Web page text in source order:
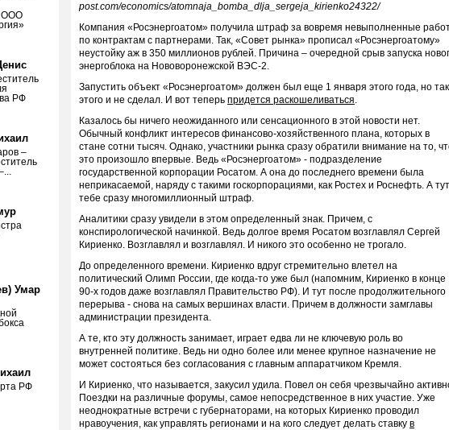
ООО
РФ
–
Умар
РФ
post.com/economics/atomnaja_bomba_dlja_sergeja_kirienko24322/
Компания «Росэнергоатом» получила штраф за вовремя невыполненные
по контрактам с партнерами. Так, «Совет рынка» прописал «Росэнергоатому»
неустойку аж в 350 миллионов рублей. Причина – очередной срыв запуска
энергоблока на Нововоронежской ВЭС-2.
Запустить объект «Росэнергоатом» должен был еще 1 января этого года, но так
этого и не сделал. И вот теперь придется раскошеливаться.
Казалось бы ничего неожиданного или сенсационного в этой новости нет.
Обычный конфликт интересов финансово-хозяйственного плана, которых в
стане сотни тысяч. Однако, участники рынка сразу обратили внимание на то,
это произошло впервые. Ведь «Росэнергоатом» - подразделение
государственной корпорации Росатом. А она до последнего времени была
неприкасаемой, наряду с такими госкорпорациями, как Ростех и Роснефть. А тут
тебе сразу многомиллионный штраф.
Аналитики сразу увидели в этом определенный знак. Причем, с
конспирологической начинкой. Ведь долгое время Росатом возглавлял Сергей
Кириенко. Возглавлял и возглавлял. И никого это особенно не трогало.
До определенного времени. Кириенко вдруг стремительно влетел на
политический Олимп России, где когда-то уже был (напомним, Кириенко в конце
90-х годов даже возглавлял Правительство РФ). И тут после продолжительного
перерыва - снова на самых вершинах власти. Причем в должности замглавы
администрации президента.
А те, кто эту должность занимает, играет едва ли не ключевую роль во
внутренней политике. Ведь ни одно более или менее крупное назначение не
может состояться без согласования с главным аппаратчиком Кремля.
И Кириенко, что называется, закусил удила. Повел он себя чрезвычайно
Поездки на различные форумы, самое непосредственное в них участие. Уже
неоднократные встречи с губернаторами, на которых Кириенко проводил
нравоучения, как управлять регионами и на кого следует делать ставку в